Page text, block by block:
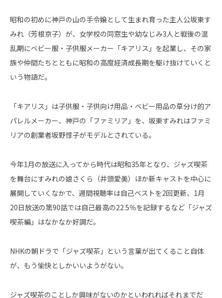
昭和の初めに神戸の山の手令嬢として生まれ育った主人公坂東す
みれ（芳根京子）が、女学校の同窓生や幼なじみ3人と戦後の混
乱期にベビー服・子供服メーカー「キアリス」を起業し、その家
族や仲間たちとともに昭和の高度経済成長期を駆け抜けていくと
いう物語だ。
「キアリス」は子供服・子供向け用品・ベビー用品の草分け的ア
パレルメーカー、神戸の「ファミリア」を、坂東すみれはファミ
リアの創業者坂野惇子がモデルとされている。
今年1月の放送に入ってから時代は昭和35年となり、ジャズ喫茶
を舞台にすみれの娘さくら（井頭愛美）ほか新キャストを中心に
展開していくなかで、週間視聴率は自己ベストを2回更新、1月
20日放送の第90話では自己最高の22.5％を記録するなど「ジャズ
喫茶編」はなかなか好調だ。
NHKの朝ドラで「ジャズ喫茶」という言葉が出てくること自体
が、もう愉快としかいいようがない。
ジャズ喫茶のことしか興味がないのかといわれればそれまでだ